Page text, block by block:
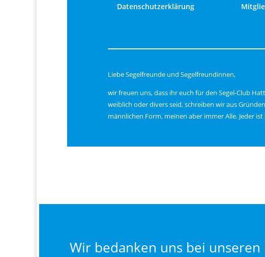
Datenschutzerklärung
Liebe Segelfreunde und Segelfreundinnen,
wir freuen uns, dass ihr euch für den Segel-Club
weiblich oder divers seid, schreiben wir aus
männlichen Form, meinen aber immer Alle. Jeder
Wir bedanken uns bei